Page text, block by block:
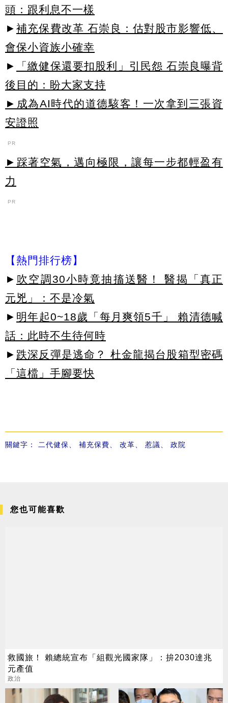
頭：跟利息不一樣
► 補充保費改革 石崇良：估對股市影響低、
會保小資族小確幸
►
「繳健保還要扣股利」引民怨 石崇良曝背
後目的：盼大家支持
►成為AI時代的道德駭客！一次拿到三張資
安證照
PR
►踩著空氣，邁向極限，讓每一步都輕盈有
力
PR
【熱門排行榜】
► 吹空調30小時竟抽搐送醫！ 醫揭「真正
元兇」：不是冷氣
► 明年起0~18歲「每月爽領5千」 賴清德喊
話：此時不生待何時
► 跌深反彈是逃命？ 杜金龍揭台股箱型密碼
「這檔」手腳要快
關鍵字： 二代健保 補充保費 改革 惹議 政院
您也可能喜歡
救國旅！ 賴總統宣布「組觀光國家隊」：拚2030達兆
元產值
政治